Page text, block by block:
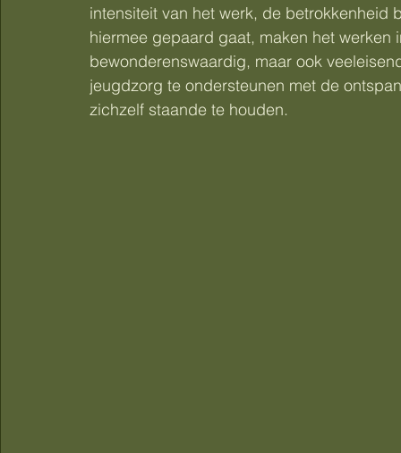
intensiteit van het werk, de
hiermee gepaard gaat, maken het
bewonderenswaardig, maar ook
jeugdzorg te ondersteunen met de
zichzelf staande te houden.